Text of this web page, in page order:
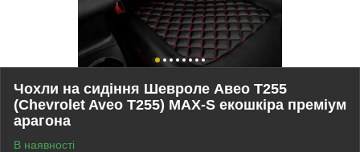
Чохли на сидіння Шевроле Авео Т255
(Chevrolet Aveo Т255) MAX-S екошкіра преміум
арагона
В наявності